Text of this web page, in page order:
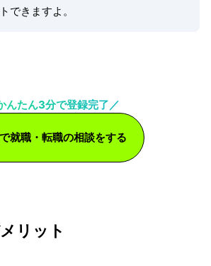
できますよ。
んたん3分で登録完了／
就職・転職の相談をする
リット